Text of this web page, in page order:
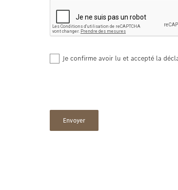
Je confirme avoir lu et accepté la